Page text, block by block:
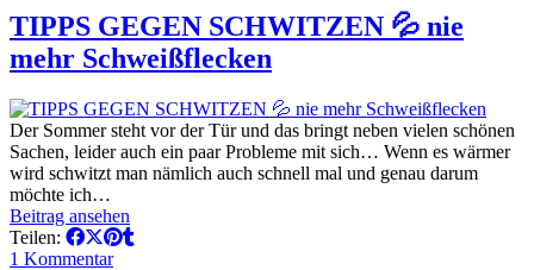
TIPPS GEGEN SCHWITZEN 💦 nie
mehr Schweißflecken
Der Sommer steht vor der Tür und das bringt neben vielen schönen
Sachen, leider auch ein paar Probleme mit sich… Wenn es wärmer
wird schwitzt man nämlich auch schnell mal und genau darum
möchte ich…
Beitrag ansehen
Teilen:
1 Kommentar